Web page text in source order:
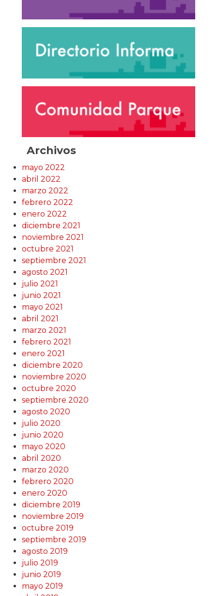
Archivos
mayo 2022
abril 2022
marzo 2022
febrero 2022
enero 2022
diciembre 2021
noviembre 2021
octubre 2021
septiembre 2021
agosto 2021
julio 2021
junio 2021
mayo 2021
abril 2021
marzo 2021
febrero 2021
enero 2021
diciembre 2020
noviembre 2020
octubre 2020
septiembre 2020
agosto 2020
julio 2020
junio 2020
mayo 2020
abril 2020
marzo 2020
febrero 2020
enero 2020
diciembre 2019
noviembre 2019
octubre 2019
septiembre 2019
agosto 2019
julio 2019
junio 2019
mayo 2019